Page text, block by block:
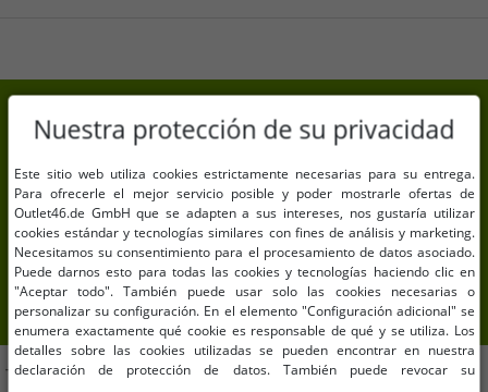
Deutschland
serviceinfo@onlineshop.adidas.com
7% de descuento extra en tu
Suscríbete a nuestra newsletter y consigue tu 7% de
descuento extra
Tu dirección de correo electrónico aquí
inscribirse
TE AYUDAMOS!
Nuestra protección de su privacidad
Este sitio web utiliza cookies estrictamente necesarias para su entrega.
Para ofrecerle el mejor servicio posible y poder mostrarle ofertas de
Outlet46.de GmbH que se adapten a sus intereses, nos gustaría utilizar
cookies estándar y tecnologías similares con fines de análisis y marketing.
Necesitamos su consentimiento para el procesamiento de datos asociado.
Puede darnos esto para todas las cookies y tecnologías haciendo clic en
"Aceptar todo". También puede usar solo las cookies necesarias o
personalizar su configuración. En el elemento "Configuración adicional" se
enumera exactamente qué cookie es responsable de qué y se utiliza. Los
detalles sobre las cookies utilizadas se pueden encontrar en nuestra
declaración de protección de datos. También puede revocar su